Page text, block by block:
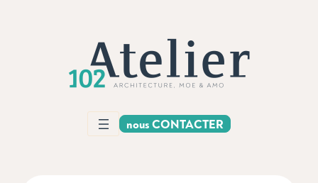
nous CONTACTER